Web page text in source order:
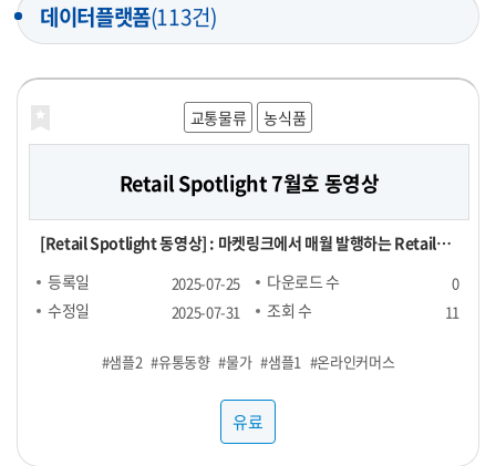
데이터플랫폼(113건)
교통물류 농식품
Retail Spotlight 7월호 동영상
[Retail Spotlight 동영상] : 마켓링크에서 매월 발행하는 Retail
Spotlight 7월호 자료를 동영상으로 제작한 파일
등록일 2025-07-25 다운로드 수 0
수정일 2025-07-31 조회 수 11
#샘플2 #유통동향 #물가 #샘플1 #온라인커머스
유료